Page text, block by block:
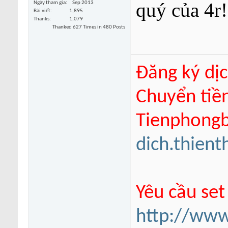
Ngày tham gia
Sep 2013
Bài viết
1,895
Thanks
1,079
Thanked 627 Times in 480 Posts
quý của 4r!
Đăng ký
Chuyển
Yêu cầu
http://